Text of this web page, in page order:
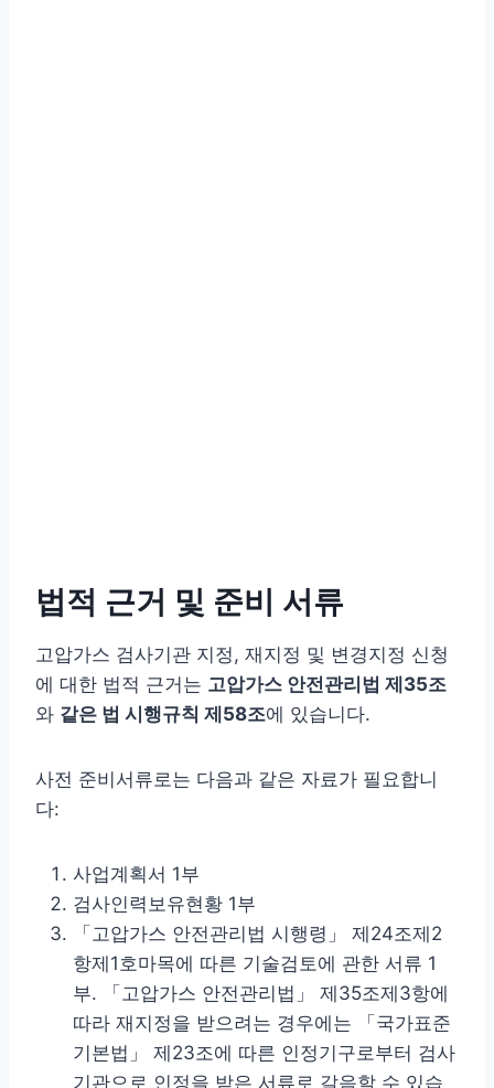
법적 근거 및 준비 서류
고압가스 검사기관 지정, 재지정 및 변경지정 신청
에 대한 법적 근거는 고압가스 안전관리법 제35조
와 같은 법 시행규칙 제58조에 있습니다.
사전 준비서류로는 다음과 같은 자료가 필요합니
다:
사업계획서 1부
검사인력보유현황 1부
「고압가스 안전관리법 시행령」 제24조제2
항제1호마목에 따른 기술검토에 관한 서류 1
부. 「고압가스 안전관리법」 제35조제3항에
따라 재지정을 받으려는 경우에는 「국가표준
기본법」 제23조에 따른 인정기구로부터 검사
기관으로 인정을 받은 서류로 갈음할 수 있습